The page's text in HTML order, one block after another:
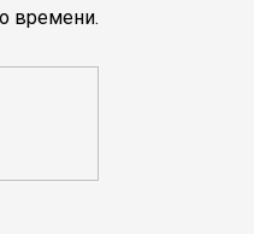
времени.